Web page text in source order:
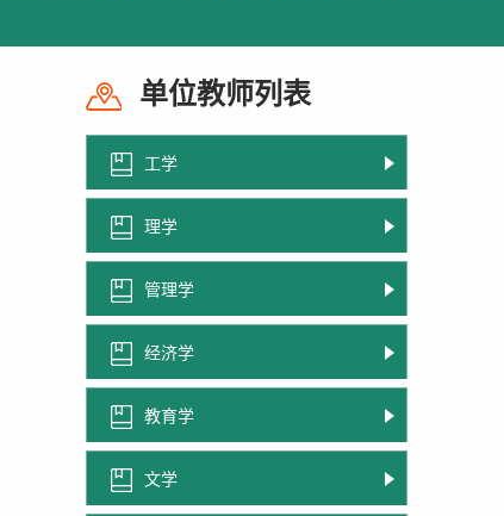
单位教师列表
工学
理学
管理学
经济学
教育学
文学